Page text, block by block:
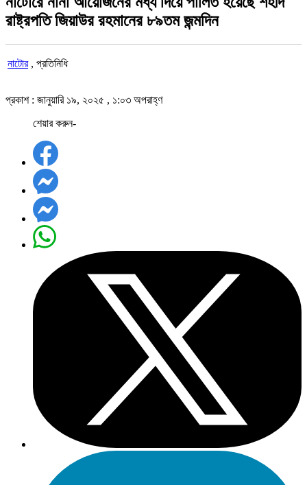
রাষ্ট্রপতি জিয়াউর রহমানের ৮৯তম জন্মদিন
নাটোর , প্রতিনিধি
প্রকাশ : জানুয়ারি ১৯, ২০২৫ , ১:০৩ অপরাহ্ণ
শেয়ার করুন-